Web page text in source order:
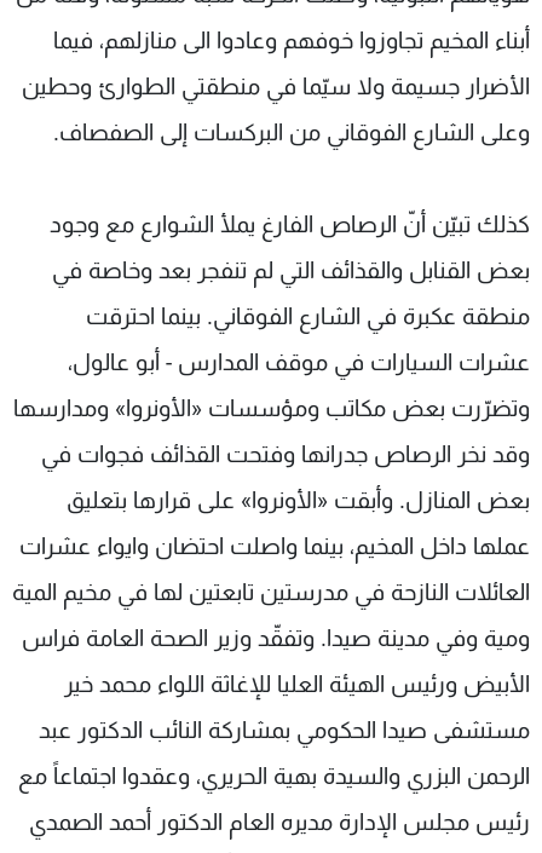
أبناء المخيم تجاوزوا خوفهم وعادوا الى منازلهم، فيما
الأضرار جسيمة ولا سيّما في منطقتي الطوارئ وحطين
وعلى الشارع الفوقاني من البركسات إلى الصفصاف.
كذلك تبيّن أنّ الرصاص الفارغ يملأ الشوارع مع وجود
بعض القنابل والقذائف التي لم تنفجر بعد وخاصة في
منطقة عكبرة في الشارع الفوقاني. بينما احترقت
عشرات السيارات في موقف المدارس - أبو عالول،
وتضرّرت بعض مكاتب ومؤسسات «الأونروا» ومدارسها
وقد نخر الرصاص جدرانها وفتحت القذائف فجوات في
بعض المنازل. وأبقت «الأونروا» على قرارها بتعليق
عملها داخل المخيم، بينما واصلت احتضان وايواء عشرات
العائلات النازحة في مدرستين تابعتين لها في مخيم المية
ومية وفي مدينة صيدا. وتفقّد وزير الصحة العامة فراس
الأبيض ورئيس الهيئة العليا للإغاثة اللواء محمد خير
مستشفى صيدا الحكومي بمشاركة النائب الدكتور عبد
الرحمن البزري والسيدة بهية الحريري، وعقدوا اجتماعاً مع
رئيس مجلس الإدارة مديره العام الدكتور أحمد الصمدي